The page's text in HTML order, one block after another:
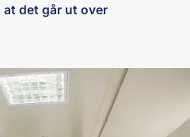
det går ut over